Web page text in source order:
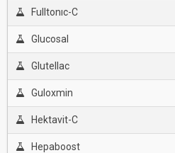
Fulltonıc-C
Glucosal
Glutellac
Guloxmin
Hektavit-C
Hepaboost